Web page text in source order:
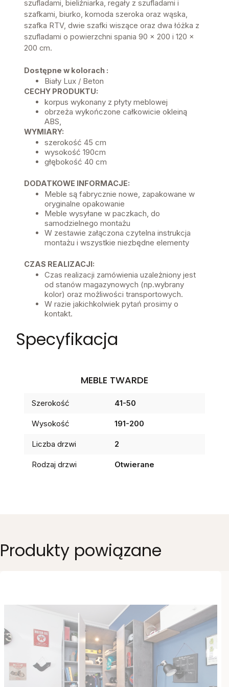
szufladami, bieliźniarka, regały z szufladami i
szafkami, biurko, komoda szeroka oraz wąska,
szafka RTV, dwie szafki wiszące oraz dwa łóżka z
szufladami o powierzchni spania 90 x 200 i 120 x
200 cm.
Dostępne w kolorach :
Biały Lux / Beton
CECHY PRODUKTU:
korpus wykonany z płyty meblowej
obrzeża wykończone całkowicie okleiną
ABS,
WYMIARY:
szerokość 45 cm
wysokość 190cm
głębokość 40 cm
DODATKOWE INFORMACJE:
Meble są fabrycznie nowe, zapakowane w
oryginalne opakowanie
Meble wysyłane w paczkach, do
samodzielnego montażu
W zestawie załączona czytelna instrukcja
montażu i wszystkie niezbędne elementy
CZAS REALIZACJI:
Czas realizacji zamówienia uzależniony jest
od stanów magazynowych (np.wybrany
kolor) oraz możliwości transportowych.
W razie jakichkolwiek pytań prosimy o
kontakt.
Specyfikacja
MEBLE TWARDE
Szerokość 41-50
Wysokość 191-200
Liczba drzwi 2
Rodzaj drzwi Otwierane
Produkty powiązane